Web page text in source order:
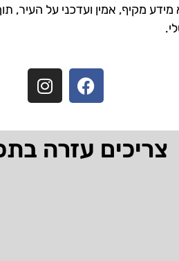
מקיף, אמין ועדכני על העיר,
צריכים עזרה